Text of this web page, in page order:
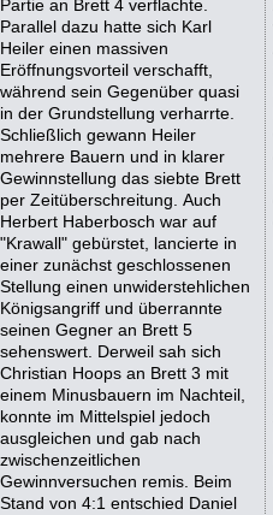
Partie an Brett 4 verflachte.
Parallel dazu hatte sich Karl
Heiler einen massiven
Eröffnungsvorteil verschafft,
während sein Gegenüber quasi
in der Grundstellung verharrte.
Schließlich gewann Heiler
mehrere Bauern und in klarer
Gewinnstellung das siebte Brett
per Zeitüberschreitung. Auch
Herbert Haberbosch war auf
"Krawall" gebürstet, lancierte in
einer zunächst geschlossenen
Stellung einen unwiderstehlichen
Königsangriff und überrannte
seinen Gegner an Brett 5
sehenswert. Derweil sah sich
Christian Hoops an Brett 3 mit
einem Minusbauern im Nachteil,
konnte im Mittelspiel jedoch
ausgleichen und gab nach
zwischenzeitlichen
Gewinnversuchen remis. Beim
Stand von 4:1 entschied Daniel
Zwischentausch, verlor plötzlich
völlig den Faden und wurde im
Anschluß klar überspielt. Den
Schlußpunkt zum 6:2 setzte so
Nicolai Matuschek an Brett 8. Der
Edelreservist hatte seinen
Gegner klar im Griff, gewann erst
eine Qualität, dann etliche
Bauern und ließ nie Zweifel
daran, wer diese Partie
dominiert. Insgesamt geht der
Kantersieg völlig in Ordnung und
hätte noch höher ausfallen
können. Damit konnten die Biber
ihre Tabellenführung in der
Bezirksliga sogar leicht ausbauen
und dürfen sich als spielfreie
Mannschaft am nächsten
Spieltag erstmal entspannt
zurücklehnen. Danach stehen im
Frühjahr die entscheidenden
Duelle um den Aufstieg in die